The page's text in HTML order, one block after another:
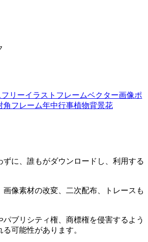
フリーイラスト フレームベクター画像ポ
角フレーム年中行事植物背景花
ずに、誰もがダウンロードし、利用する
画像素材の改変、二次配布、トレースも
パブリシティ権、商標権を侵害するよう
可能性があります。